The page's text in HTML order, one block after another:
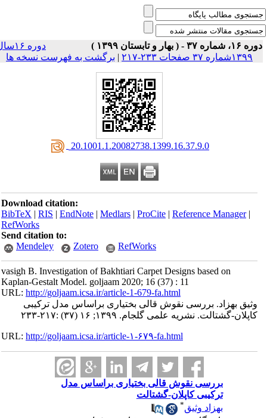
۳۷ - ( بهار و تابستان ۱۳۹۹ )
دوره ۱۶سال
۱۳۹۹شماره ۳۷ صفحات ۲۳۳-۲۱۷
|برگشت به فهرست نسخه ها
‎ 20.1001.1.20082738.1399.16.37.9.0
Download citation:
BibTeX|RIS|EndNote|Medlars|ProCite|Reference Manager
RefWorks
Send citation to:
Mendeley
Zotero RefWorks
vasigh B. Investigation of Bakhtiari Carpet Designs based on
Kaplan-Gestalt Model. goljaam 2020; 16 (37) : 11
URL:http://goljaam.icsa.ir/article-1-679-fa.html
وثیق بهزاد. بررسی نقوش قالی بختیاری براساس مدل ترکیبی
کاپلان-گشتالت. نشریه علمی گلجام. ۱۳۹۹; ۱۶ (۳۷) :۲۱۷-۲۳۳
URL:http://goljaam.icsa.ir/article-۱-۶۷۹-fa.html
بررسی نقوش قالی بختیاری براساس مدل
ترکیبی کاپلان-گشتالت
بهزاد وثیق*